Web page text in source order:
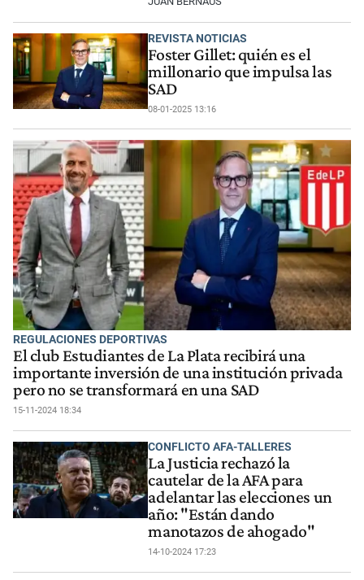
REVISTA NOTICIAS
Foster Gillet: quién es el
millonario que impulsa las
SAD
08-01-2025 13:16
REGULACIONES DEPORTIVAS
El club Estudiantes de La Plata recibirá una
importante inversión de una institución privada
pero no se transformará en una SAD
15-11-2024 18:34
CONFLICTO AFA-TALLERES
La Justicia rechazó la
cautelar de la AFA para
adelantar las elecciones un
año: "Están dando
manotazos de ahogado"
14-10-2024 17:23